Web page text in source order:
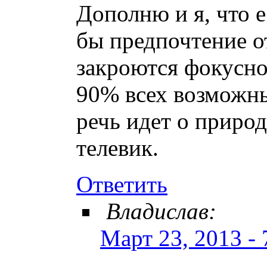
Дополню и я, что
бы предпочтение
закроются
90% всех
речь идет о
телевик.
Ответить
Владислав:
Март 23, 2013 -